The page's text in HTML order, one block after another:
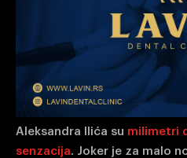
Aleksandra Ilića su milimetri
senzacija. Joker je za malo